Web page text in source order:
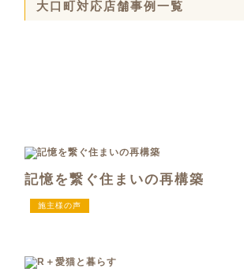
大口町対応店舗事例一覧
記憶を繋ぐ住まいの再構築
施主様の声